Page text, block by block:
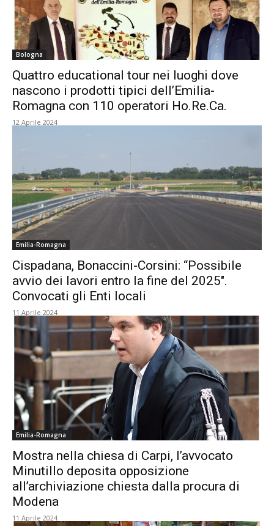
Bologna
Quattro educational tour nei luoghi dove
nascono i prodotti tipici dell’Emilia-
Romagna con 110 operatori Ho.Re.Ca.
12 Aprile 2024
Emilia-Romagna
Cispadana, Bonaccini-Corsini: “Possibile
avvio dei lavori entro la fine del 2025″.
Convocati gli Enti locali
11 Aprile 2024
Emilia-Romagna
Mostra nella chiesa di Carpi, l’avvocato
Minutillo deposita opposizione
all’archiviazione chiesta dalla procura di
Modena
11 Aprile 2024